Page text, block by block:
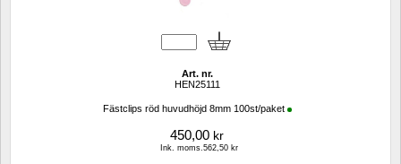
Art. nr.
HEN25111
Fästclips röd huvudhöjd 8mm 100st/paket
450,00 kr
Ink. moms.562,50 kr